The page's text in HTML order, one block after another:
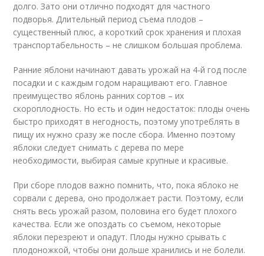
долго. Зато они отлично подходят для частного
подворья. Длительный период съема плодов –
существенный плюс, а короткий срок хранения и плохая
транспортабельность – не слишком большая проблема.
Ранние яблони начинают давать урожай на 4-й год после
посадки и с каждым годом наращивают его. Главное
преимущество яблонь ранних сортов – их
скороплодность. Но есть и один недостаток: плоды очень
быстро приходят в негодность, поэтому употреблять в
пищу их нужно сразу же после сбора. Именно поэтому
яблоки следует снимать с дерева по мере
необходимости, выбирая самые крупные и красивые.
При сборе плодов важно помнить, что, пока яблоко не
сорвали с дерева, оно продолжает расти. Поэтому, если
снять весь урожай разом, половина его будет плохого
качества. Если же опоздать со съемом, некоторые
яблоки перезреют и опадут. Плоды нужно срывать с
плодоножкой, чтобы они дольше хранились и не болели.